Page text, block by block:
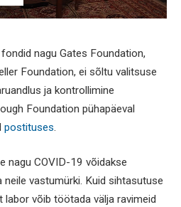
nagu Gates Foundation,
Foundation, ei sõltu valitsuse
ja kontrollimine
Foundation pühapäeval
postituses
nagu COVID-19 võidakse
neile vastumürki. Kuid sihtasutuse
labor võib töötada välja ravimeid